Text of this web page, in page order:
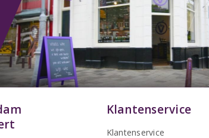
Klantenservice
Klantenservice